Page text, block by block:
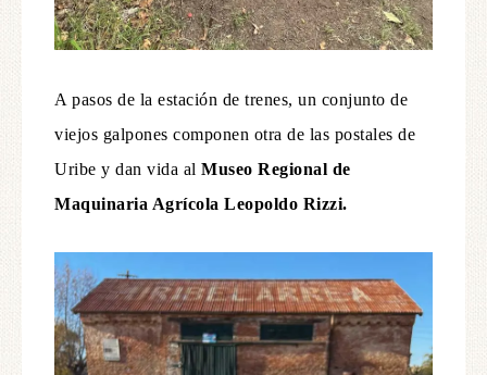
A pasos de la estación de trenes, un conjunto de
viejos galpones componen otra de las postales de
Uribe y dan vida al Museo Regional de
Maquinaria Agrícola Leopoldo Rizzi.